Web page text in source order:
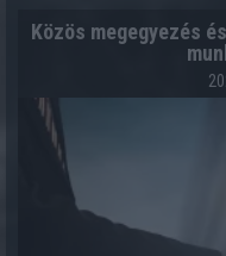
Közös megegyezés